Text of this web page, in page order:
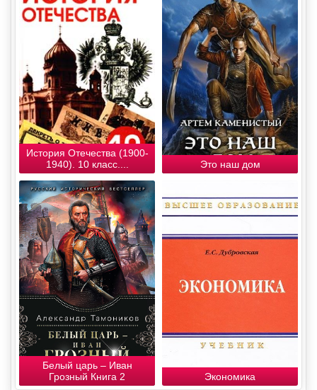
История Отечества (1900-
1940). 10 класс....
Это наш дом
Белый царь – Иван
Грозный Книга 2
Экономика